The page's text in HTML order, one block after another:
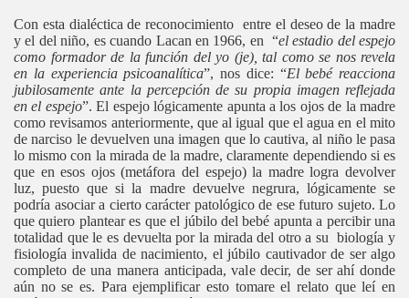
Con esta dialéctica de reconocimiento entre el deseo de la madre
y el del niño, es cuando Lacan en 1966, en “el estadio del espejo
como formador de la función del yo (je), tal como se nos revela
en la experiencia psicoanalítica”, nos dice: “El bebé reacciona
jubilosamente ante la percepción de su propia imagen reflejada
en el espejo”. El espejo lógicamente apunta a los ojos de la madre
como revisamos anteriormente, que al igual que el agua en el mito
de narciso le devuelven una imagen que lo cautiva, al niño le pasa
lo mismo con la mirada de la madre, claramente dependiendo si es
que en esos ojos (metáfora del espejo) la madre logra devolver
luz, puesto que si la madre devuelve negrura, lógicamente se
podría asociar a cierto carácter patológico de ese futuro sujeto. Lo
que quiero plantear es que el júbilo del bebé apunta a percibir una
totalidad que le es devuelta por la mirada del otro a su biología y
fisiología invalida de nacimiento, el júbilo cautivador de ser algo
completo de una manera anticipada, vale decir, de ser ahí donde
aún no se es. Para ejemplificar esto tomare el relato que leí en